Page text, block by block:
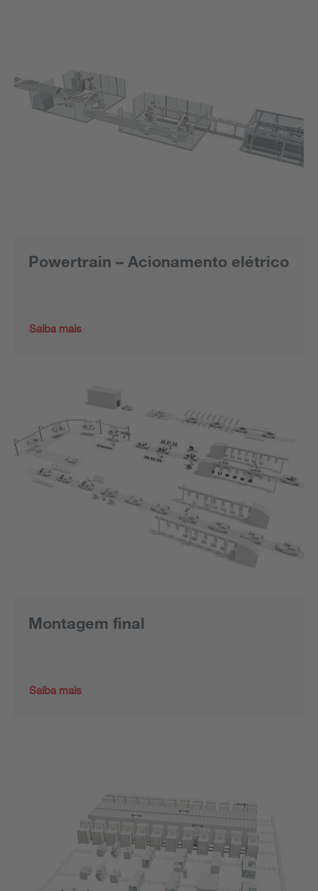
Powertrain – Acionamento elétrico
Saiba mais
Montagem final
Saiba mais